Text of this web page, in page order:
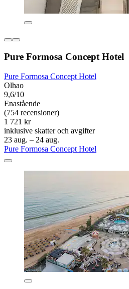
Pure Formosa Concept Hotel
Pure Formosa Concept Hotel
Olhao
9,6/10
Enastående
(754 recensioner)
1 721 kr
inklusive skatter och avgifter
23 aug. – 24 aug.
Pure Formosa Concept Hotel